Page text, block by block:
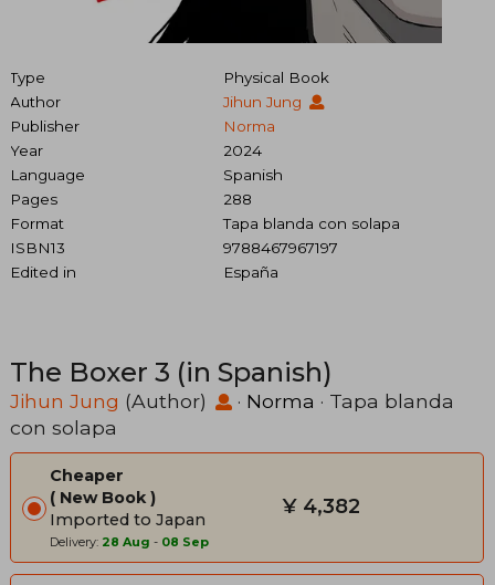
Type
Physical Book
Author
Jihun Jung
Publisher
Norma
Year
2024
Language
Spanish
Pages
288
Format
Tapa blanda con solapa
ISBN13
9788467967197
Edited in
España
The Boxer 3 (in Spanish)
Jihun Jung (Author) · Norma · Tapa blanda
con solapa
Cheaper
New Book
Imported to Japan
Delivery: 28 Aug - 08 Sep
¥ 4,382